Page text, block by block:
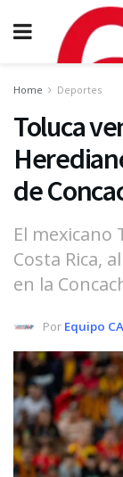
Home Deportes
Toluca
de
El mexicano
Costa Rica,
en la
Por Equipo